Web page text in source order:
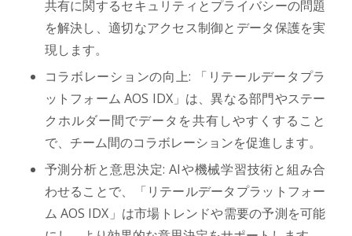
共有に関するセキュリティとプライバシーの問題
を解決し、適切なアクセス制御とデータ保護を実
現します。
コラボレーションの向上: 「リテールデータプラ
ットフォーム AOS IDX」は、異なる部門やステー
クホルダー間でデータを共有しやすくすること
で、チーム間のコラボレーションを促進します。
予測分析と意思決定: AIや機械学習技術と組み合
わせることで、「リテールデータプラットフォー
ム AOS IDX」は市場トレンドや需要の予測を可能